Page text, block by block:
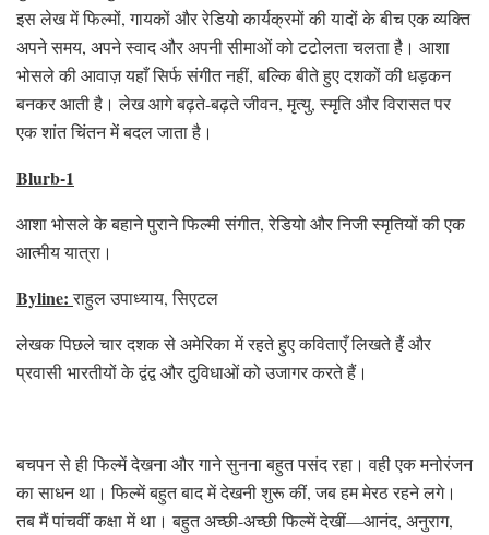
इस लेख में फिल्मों, गायकों और रेडियो कार्यक्रमों की यादों के बीच एक व्यक्ति
अपने समय, अपने स्वाद और अपनी सीमाओं को टटोलता चलता है। आशा
भोसले की आवाज़ यहाँ सिर्फ संगीत नहीं, बल्कि बीते हुए दशकों की धड़कन
बनकर आती है। लेख आगे बढ़ते-बढ़ते जीवन, मृत्यु, स्मृति और विरासत पर
एक शांत चिंतन में बदल जाता है।
Blurb-1
आशा भोसले के बहाने पुराने फिल्मी संगीत, रेडियो और निजी स्मृतियों की एक
आत्मीय यात्रा।
Byline:राहुल उपाध्याय, सिएटल
लेखक पिछले चार दशक से अमेरिका में रहते हुए कविताएँ लिखते हैं और
प्रवासी भारतीयों के द्वंद्व और दुविधाओं को उजागर करते हैं।
बचपन से ही फिल्में देखना और गाने सुनना बहुत पसंद रहा। वही एक मनोरंजन
का साधन था। फिल्में बहुत बाद में देखनी शुरू कीं, जब हम मेरठ रहने लगे।
तब मैं पांचवीं कक्षा में था। बहुत अच्छी-अच्छी फिल्में देखीं—आनंद, अनुराग,